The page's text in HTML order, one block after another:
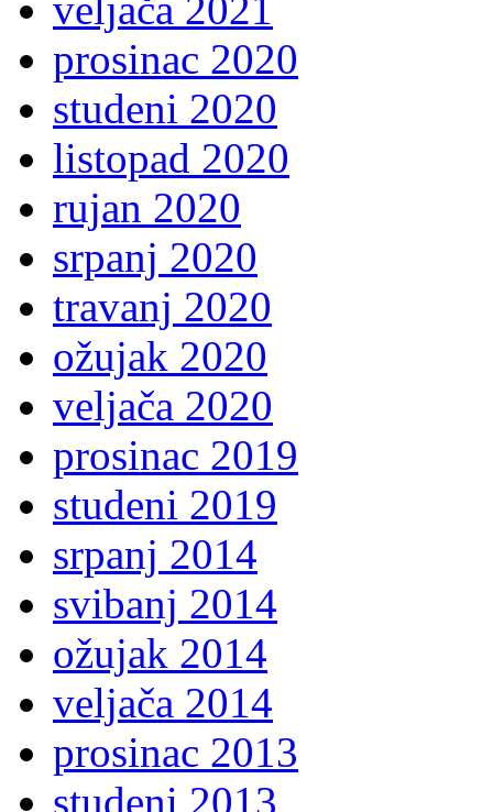
prosinac 2020
studeni 2020
listopad 2020
rujan 2020
srpanj 2020
travanj 2020
ožujak 2020
veljača 2020
prosinac 2019
studeni 2019
srpanj 2014
svibanj 2014
ožujak 2014
veljača 2014
prosinac 2013
studeni 2013